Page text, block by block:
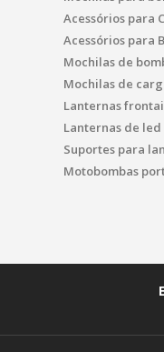
Acessórios para
Acessórios para
Mochilas de
Mochilas de
Lanternas
Lanternas de led
Suportes para
Motobombas